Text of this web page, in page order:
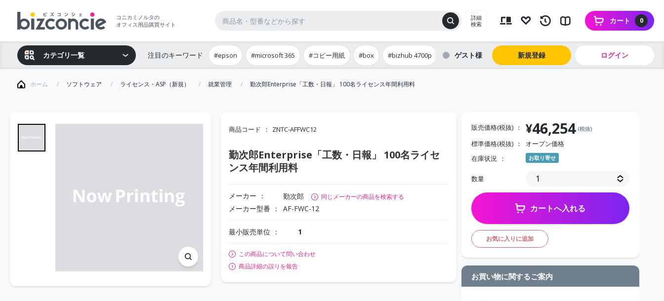
コニカミノルタの
オフィス用品購買サイト
詳細
検索
0
カート
カテゴリ一覧 注目のキーワード #epson #microsoft 365 #コピー用紙 #box #bizhub 4700p ゲスト 新規登録 ログイン
ホーム ソフトウェア ライセンス・ASP（新規） 就業管理 勤次郎Enterprise「工数・日報」 100名ライセンス年間利用料
商品コード ZNTC-AFFWC12
勤次郎Enterprise「工数・日報」 100名ライセ
ンス年間利用料
メーカー 勤次郎 同じメーカーの商品を検索する
メーカー型番 AF-FWC-12
最小販売単位 1
この商品について問い合わせ
商品詳細の誤りを報告
販売価格(税抜) ¥46,254 (税抜)
標準価格(税抜)
オープン価格
在庫状況
お取り寄せ
数量
カートへ入れる
お気に入りに追加
お買い物に関するご案内